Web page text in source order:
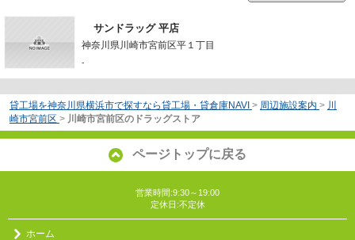
サンドラッグ 平店
神奈川県川崎市宮前区平１丁目
-
貸工場を神奈川県横浜市で探すなら貸工場・貸倉庫NAVI > 周辺施設案内 > 川
崎市宮前区 > 川崎市宮前区のドラッグストア
ページトップに戻る
営業時間:9:30～19:00
定休日:不定休
ホーム